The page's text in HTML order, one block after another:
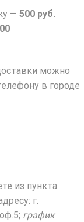
— 500 руб.
можно
в городе
из пункта
г.
график